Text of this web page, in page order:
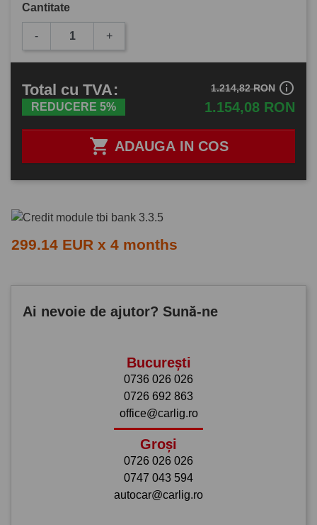
Cantitate
- +
 ADAUGA IN COS
Total cu TVA:
REDUCERE 5% 1.154,08 RON
1.214,82 RON info_outline
299.14 EUR x 4 months
Ai nevoie de ajutor? Sună-ne
București
0736 026 026
0726 692 863
office@carlig.ro
Groși
0726 026 026
0747 043 594
autocar@carlig.ro